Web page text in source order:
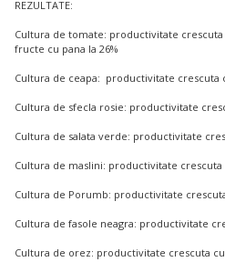
REZULTATE:
Cultura de tomate: productivitate
fructe cu pana la 26%
Cultura de ceapa: productivitate crescuta
Cultura de sfecla rosie: productivitate
Cultura de salata verde: productivitate
Cultura de maslini: productivitate crescuta
Cultura de Porumb: productivitate
Cultura de fasole neagra: productivitate
Cultura de orez: productivitate crescuta cu